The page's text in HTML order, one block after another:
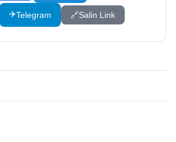
✈️Telegram 🔗Salin Link